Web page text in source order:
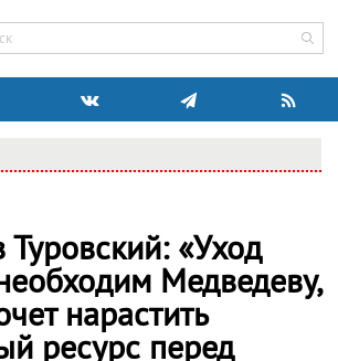
Туровский: «Уход
Медведеву,
нарастить
ресурс перед